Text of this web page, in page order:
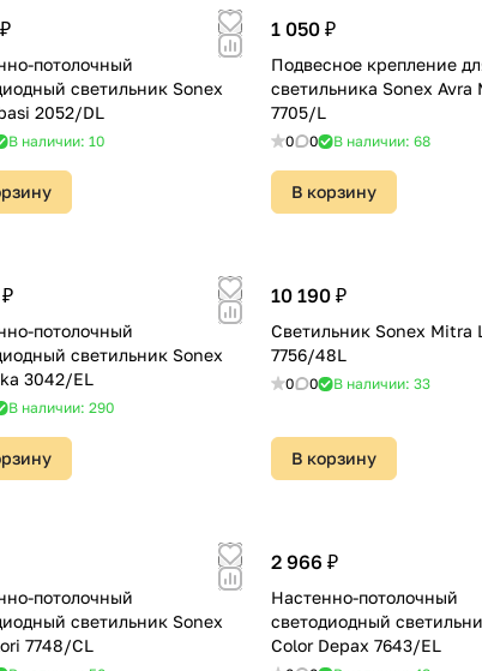
потолочный
светильник Sonex
2052/DL
В наличии: 10
1 050 ₽
Подвесное крепление
светильника Sonex Avra
7705/L
0 0 В наличии: 68
В корзину
потолочный
светильник Sonex
3042/EL
В наличии: 290
10 190 ₽
Светильник Sonex Mitra
7756/48L
0 0 В наличии: 33
В корзину
потолочный
светильник Sonex
7748/CL
2 966 ₽
Настенно-потолочный
светодиодный
Color Depax 7643/EL